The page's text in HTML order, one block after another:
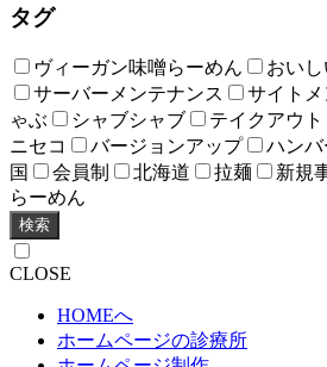
タグ
ヴィーガン味噌らーめん おいし
サーバーメンテナンス
サイト
ゃぶ
シャブシャブ テイクアウト
ニセコ
バージョンアップ ハン
国
会員制 北海道 拉麺 新規
らーめん
検索
CLOSE
HOMEへ
ホームページの診療所